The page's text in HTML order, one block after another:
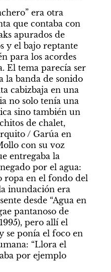
era otra
que contaba con
apurados de
y el bajo reptante
para los acordes
El tema parecía ser
la banda de sonido
cabizbaja en una
no solo tenía una
sino también un
de chalet,
/ Garúa en
con su voz
entregaba la
por el agua:
ropa en el fondo del
inundación era
desde “Agua en
Buenos Aires” (un reggae pantanoso de
pero allí el
se ponía el foco en
“Llora el
por ejemplo